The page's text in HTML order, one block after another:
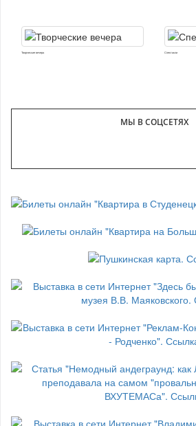
Творческие вечера Спектакли
МЫ В СОЦСЕТЯХ